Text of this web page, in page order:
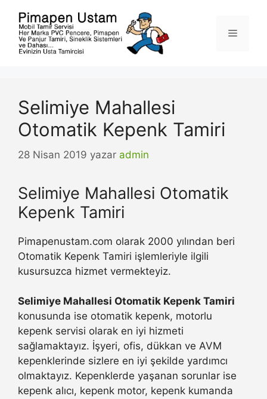
Menü
Selimiye Mahallesi
Otomatik Kepenk Tamiri
28 Nisan 2019 yazar admin
Selimiye Mahallesi Otomatik
Kepenk Tamiri
Pimapenustam.com olarak 2000 yılından beri
Otomatik Kepenk Tamiri işlemleriyle ilgili
kusursuzca hizmet vermekteyiz.
Selimiye Mahallesi Otomatik Kepenk Tamiri
konusunda ise otomatik kepenk, motorlu
kepenk servisi olarak en iyi hizmeti
sağlamaktayız. İşyeri, ofis, dükkan ve AVM
kepenklerinde sizlere en iyi şekilde yardımcı
olmaktayız. Kepenklerde yaşanan sorunlar ise
kepenk alıcı, kepenk motor, kepenk kumanda